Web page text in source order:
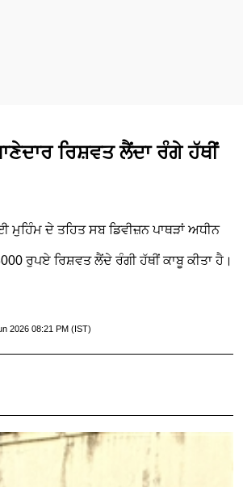
ਰਿਸ਼ਵਤ ਲੈਂਦਾ ਰੰਗੇ ਹੱਥੀਂ
ਮੁਹਿੰਮ ਦੇ ਤਹਿਤ ਸਬ ਡਿਵੀਜ਼ਨ ਪਾਥੜਾਂ ਅਧੀਨ
ਰੁਪਏ ਰਿਸ਼ਵਤ ਲੈਂਦੇ ਰੰਗੀ ਹੱਥੀਂ ਕਾਬੂ ਕੀਤਾ ਹੈ।
2026 08:21 PM (IST)